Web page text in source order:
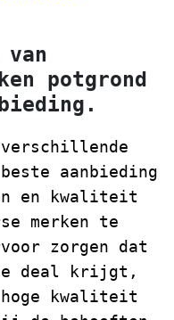
potgrond
aanbieding
en kwaliteit
merken te
zorgen dat
deal krijgt,
hoge kwaliteit